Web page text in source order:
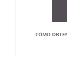
CÓMO